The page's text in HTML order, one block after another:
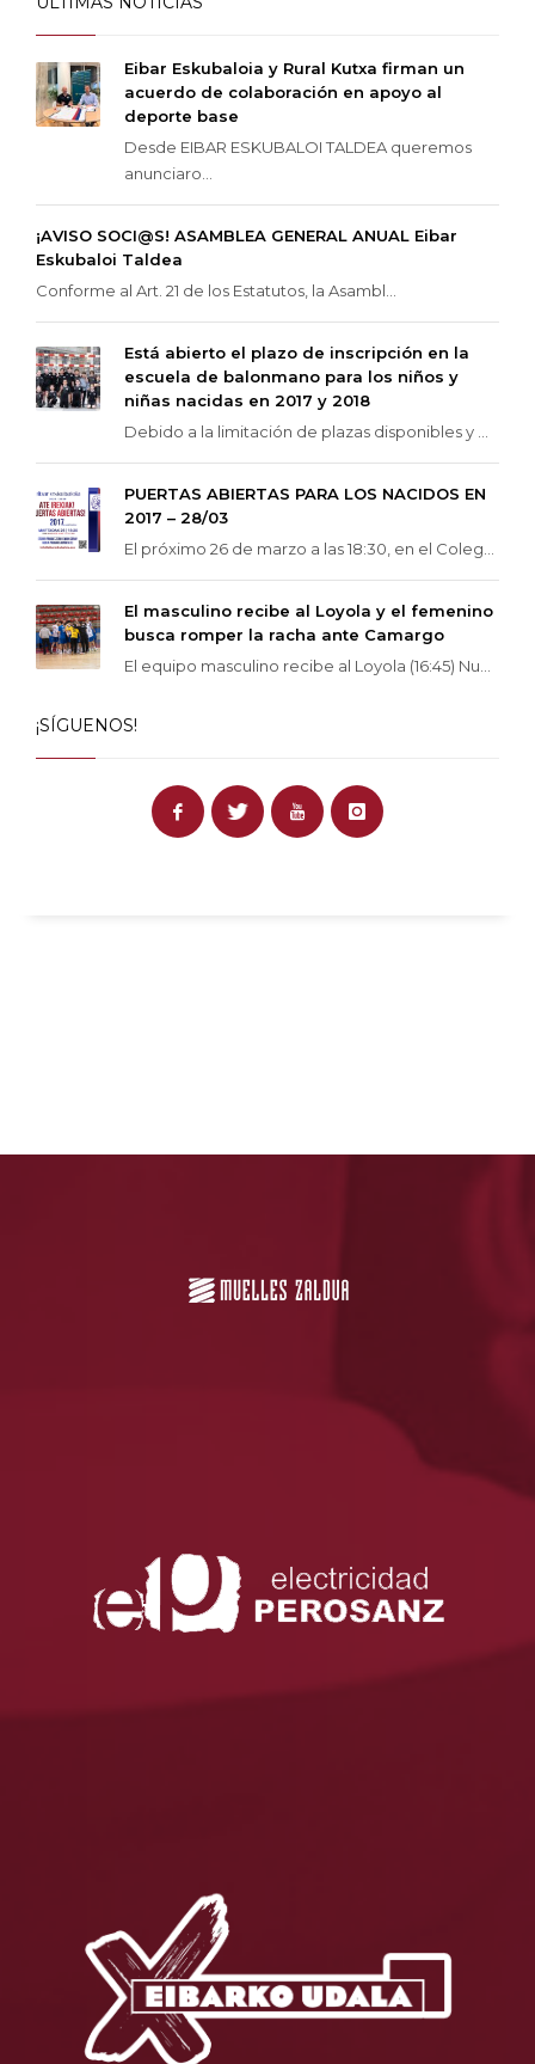
Eibar Eskubaloia y Rural Kutxa firman un
acuerdo de colaboración en apoyo al
deporte base
Desde EIBAR ESKUBALOI TALDEA queremos
anunciaro...
¡AVISO SOCI@S! ASAMBLEA GENERAL ANUAL Eibar
Eskubaloi Taldea
Conforme al Art. 21 de los Estatutos, la Asambl...
Está abierto el plazo de inscripción en la
escuela de balonmano para los niños y
niñas nacidas en 2017 y 2018
Debido a la limitación de plazas disponibles y ...
PUERTAS ABIERTAS PARA LOS NACIDOS EN
2017 – 28/03
El próximo 26 de marzo a las 18:30, en el Coleg...
El masculino recibe al Loyola y el femenino
busca romper la racha ante Camargo
El equipo masculino recibe al Loyola (16:45) Nu...
¡SÍGUENOS!